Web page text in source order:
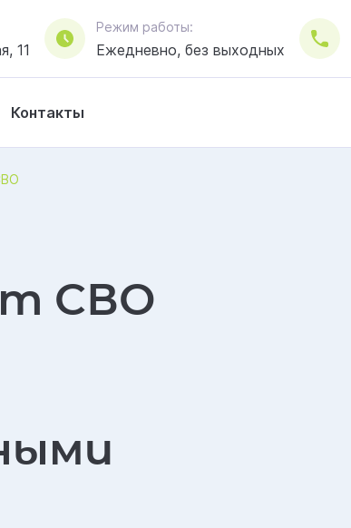
11
Режим работы:
Ежедневно, без выходных
Контакты
СВО